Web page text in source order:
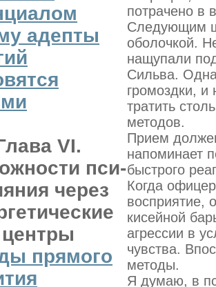
адепты
VI.
пси-
через
центры
прямого
потрачено в
Следующим
оболочкой.
нащупали
Сильва.
громоздки, и
тратить
методов.
Прием
напоминает
быстрого
Когда
восприятие,
кисейной
агрессии в
чувства.
методы.
Я думаю, в